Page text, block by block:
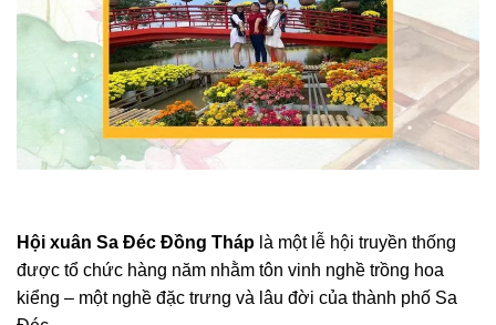
Hội xuân Sa Đéc Đồng Tháp là một lễ hội truyền thống
được tổ chức hàng năm nhằm tôn vinh nghề trồng hoa
kiểng – một nghề đặc trưng và lâu đời của thành phố Sa